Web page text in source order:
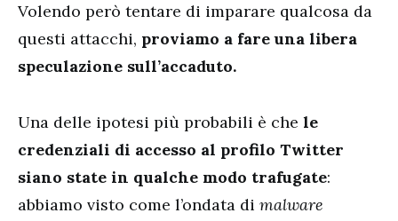
Volendo però tentare di imparare qualcosa da
questi attacchi, proviamo a fare una libera
speculazione sull’accaduto.
Una delle ipotesi più probabili è che le
credenziali di accesso al profilo Twitter
siano state in qualche modo trafugate:
abbiamo visto come l’ondata di malware